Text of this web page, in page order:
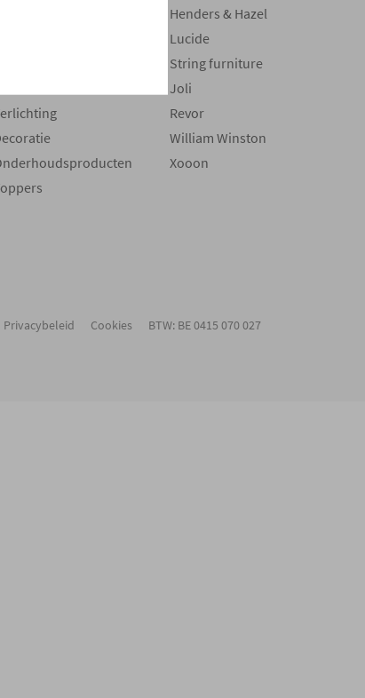
Henders & Hazel
Lucide
String furniture
Joli
Revor
William Winston
Xooon
Privacybeleid Cookies BTW: BE 0415 070 027